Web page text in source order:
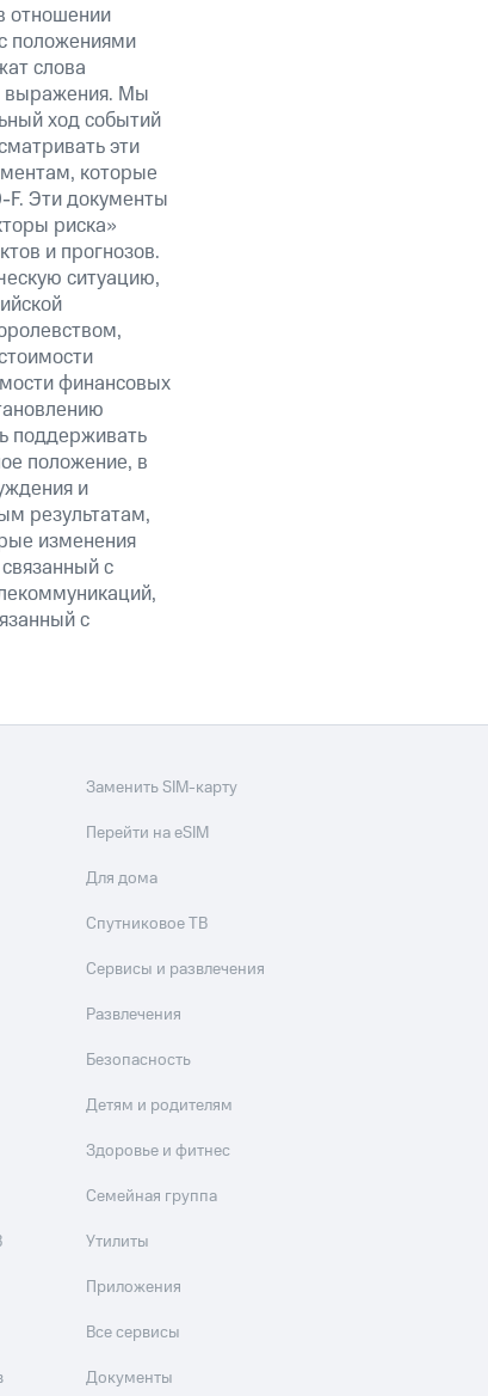
отношении
положениями
слова
выражения. Мы
ход событий
эти
которые
Эти документы
риска»
и прогнозов.
ситуацию,
финансовых
поддерживать
положение, в
и
результатам,
изменения
с
с
Заменить SIM-карту
Перейти на eSIM
Для дома
Спутниковое ТВ
Сервисы и развлечения
Развлечения
Безопасность
Детям и родителям
Здоровье и фитнес
Семейная группа
Утилиты
Приложения
Все сервисы
Документы